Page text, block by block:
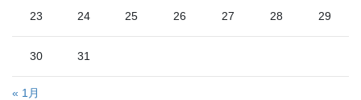
23 24 25 26 27 28 29
30 31
« 1月